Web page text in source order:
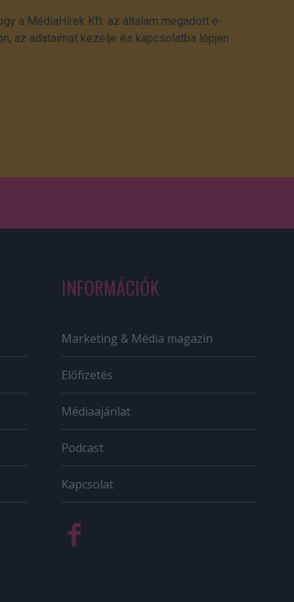
a MédiaHírek Kft. az általam megadott e-
az adataimat kezelje és kapcsolatba lépjen
INFORMÁCIÓK
Marketing & Média magazin
Előfizetés
Médiaajánlat
Podcast
Kapcsolat